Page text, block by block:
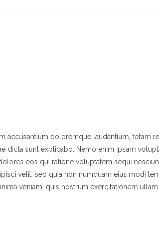
accusantium doloremque laudantium, totam
dicta sunt explicabo. Nemo enim ipsam
eos qui ratione voluptatem sequi
velit, sed quia non numquam eius modi
veniam, quis nostrum exercitationem